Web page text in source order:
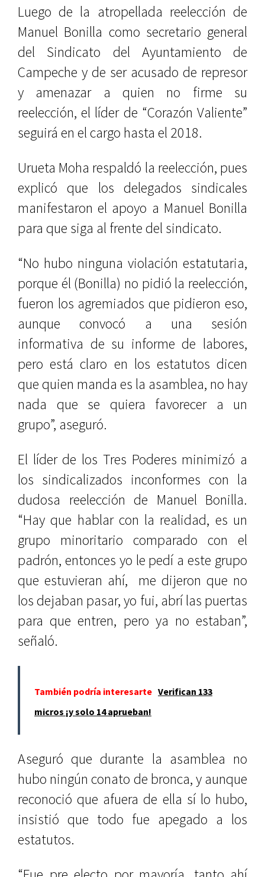
Luego de la atropellada reelección de
Manuel Bonilla como secretario general
del Sindicato del Ayuntamiento de
Campeche y de ser acusado de represor
y amenazar a quien no firme su
reelección, el líder de “Corazón Valiente”
seguirá en el cargo hasta el 2018.
Urueta Moha respaldó la reelección, pues
explicó que los delegados sindicales
manifestaron el apoyo a Manuel Bonilla
para que siga al frente del sindicato.
“No hubo ninguna violación estatutaria,
porque él (Bonilla) no pidió la reelección,
fueron los agremiados que pidieron eso,
aunque convocó a una sesión
informativa de su informe de labores,
pero está claro en los estatutos dicen
que quien manda es la asamblea, no hay
nada que se quiera favorecer a un
grupo”, aseguró.
El líder de los Tres Poderes minimizó a
los sindicalizados inconformes con la
dudosa reelección de Manuel Bonilla.
“Hay que hablar con la realidad, es un
grupo minoritario comparado con el
padrón, entonces yo le pedí a este grupo
que estuvieran ahí, me dijeron que no
los dejaban pasar, yo fui, abrí las puertas
para que entren, pero ya no estaban”,
señaló.
También podría interesarte Verifican 133
micros ¡y solo 14 aprueban!
Aseguró que durante la asamblea no
hubo ningún conato de bronca, y aunque
reconoció que afuera de ella sí lo hubo,
insistió que todo fue apegado a los
estatutos.